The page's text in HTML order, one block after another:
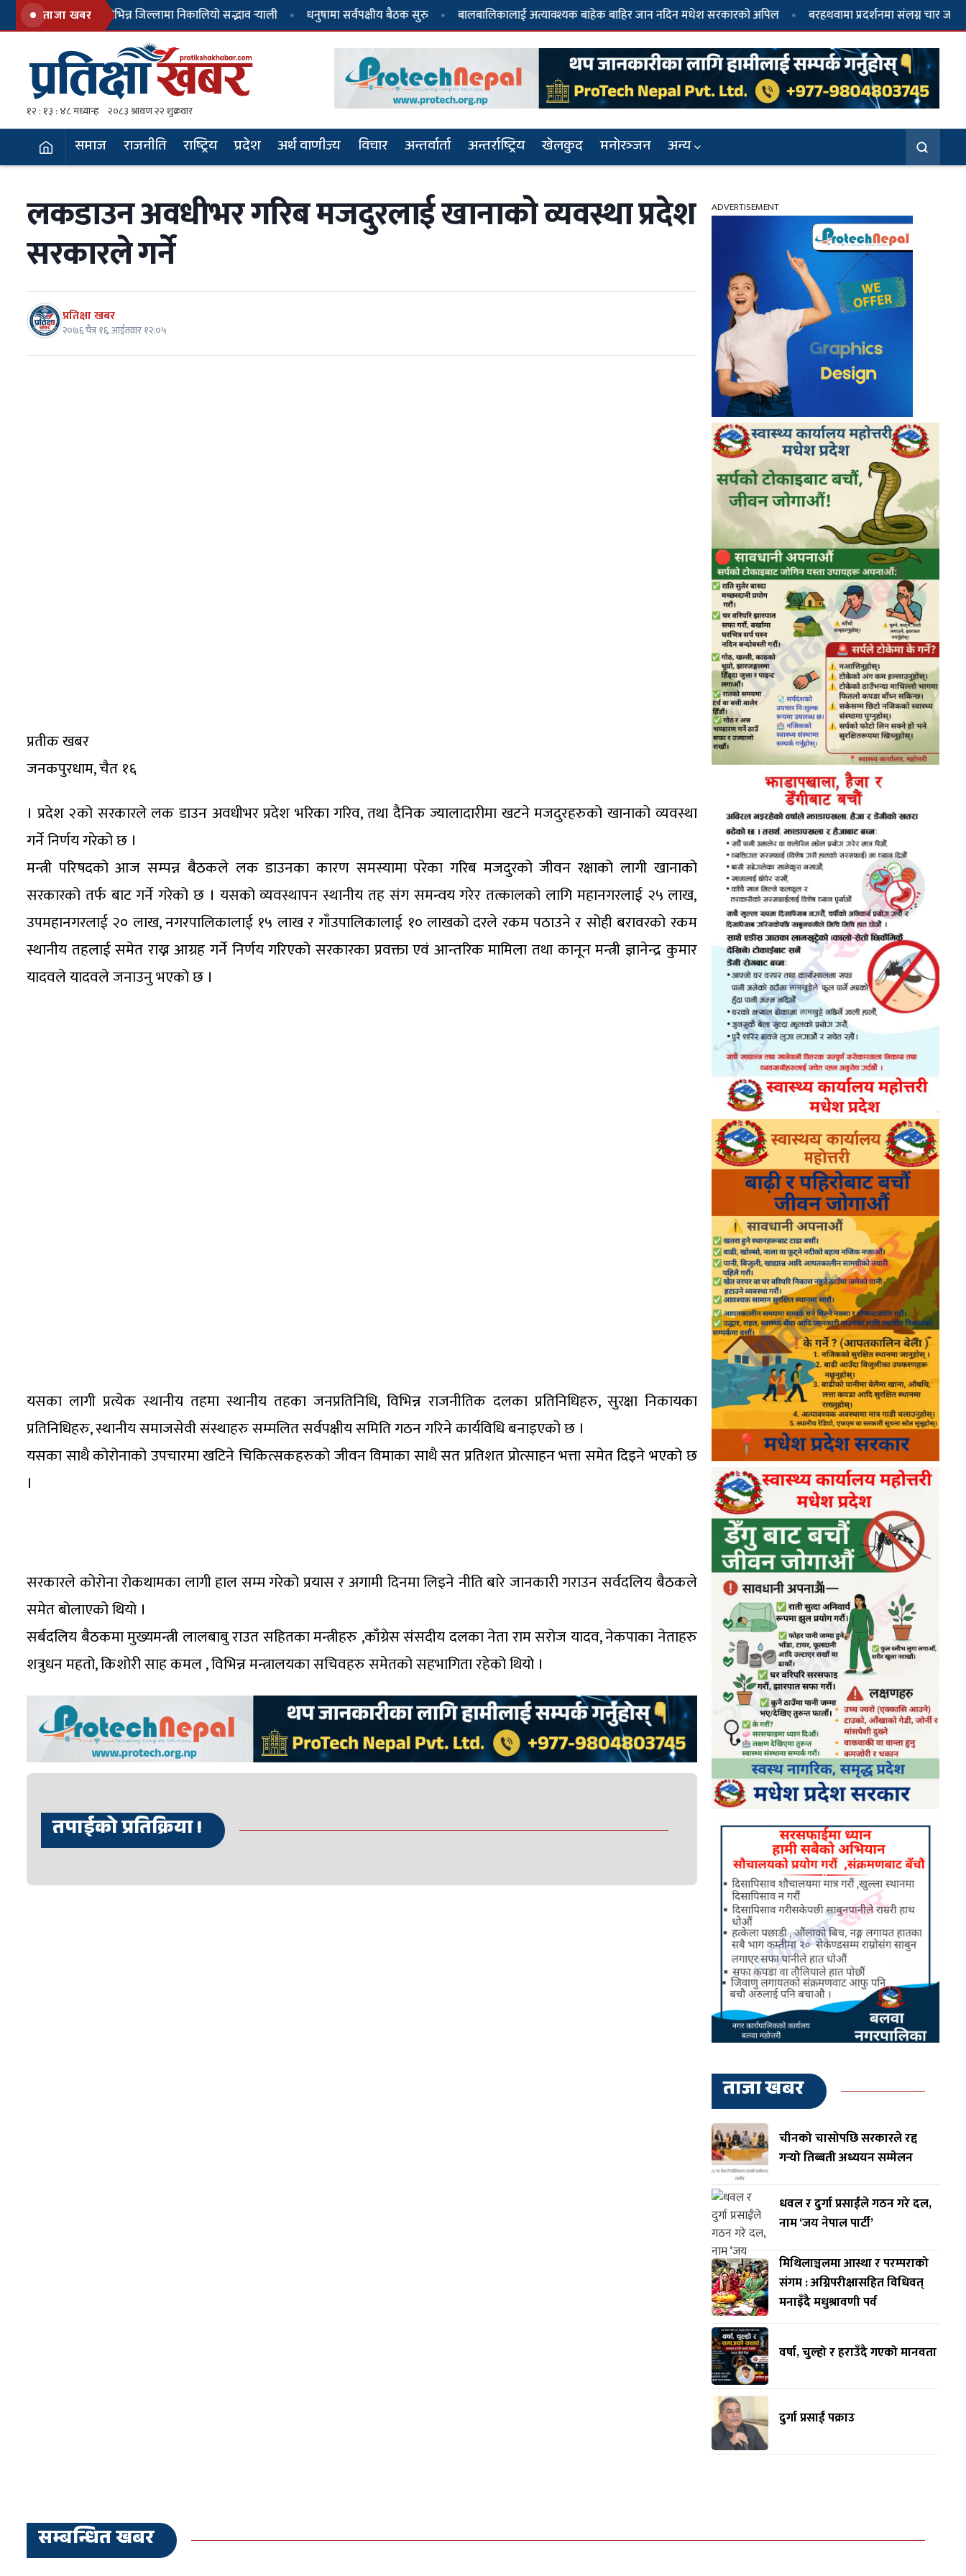
ताजा खबर
मधेशका विभिन्न जिल्लामा निकालियो सद्भाव र्‍याली धनुषामा सर्वपक्षीय बैठक सुरु बालबालिकालाई अत्यावश्यक बाहेक बाहिर जान नदिन मधेश सरकारको अपिल ‎बरहथवामा प्रदर्शनमा संलग्न चार जना स्थानीयको
समाज राजनीति राष्ट्रिय प्रदेश अर्थ वाणीज्य विचार अन्तर्वार्ता अन्तर्राष्ट्रिय खेलकुद मनोरञ्जन अन्य
१ चीनको चासोपछि सरकारले रद्द गर्‍यो तिब्बती
अध्ययन सम्मेलन
२ धवल र दुर्गा प्रसाईंले गठन गरे दल, नाम ‘जय
३ मिथिलाञ्चलमा आस्था र परम्पराको संगम :
अग्निपरीक्षासहित विधिवत् मनाइँदै मधुश्रावणी पर्व
४ वर्षा, चुल्हो र हराउँदै गएको मानवता ५ दुर्गा प्रसाईं पक्राउ ६ जनकपुरमा सरकार र संयुक्त हिन्दु मोर्चाबीच
७ र्‍याली
८ धनुषामा सर्वपक्षीय बैठक सुरु ९
बालबालिकालाई अत्यावश्यक बाहेक बाहिर
जान नदिन मधेश सरकारको अपिल
लकडाउन अवधीभर गरिब मजदुरलाई खानाको व्यवस्था प्रदेश
सरकारले गर्ने
प्रतिक्षा खबर
२०७६ चैत्र १६, आईतवार १२:०५
प्रतीक खबर
जनकपुरधाम, चैत १६
। प्रदेश २को सरकारले लक डाउन अवधीभर प्रदेश भरिका गरिव, तथा दैनिक ज्यालादारीमा खटने मजदुरहरुको खानाको व्यवस्था
गर्ने निर्णय गरेको छ ।
मन्त्री परिषदको आज सम्पन्न बैठकले लक डाउनका कारण समस्यामा परेका गरिब मजदुरको जीवन रक्षाको लागी खानाको
सरकारको तर्फ बाट गर्ने गरेको छ । यसको व्यवस्थापन स्थानीय तह संग समन्वय गरेर तत्कालको लागि महानगरलाई २५ लाख,
उपमहानगरलाई २० लाख, नगरपालिकालाई १५ लाख र गाँउपालिकालाई १० लाखको दरले रकम पठाउने र सोही बरावरको रकम
स्थानीय तहलाई समेत राख्न आग्रह गर्ने निर्णय गरिएको सरकारका प्रवक्ता एवं आन्तरिक मामिला तथा कानून मन्त्री ज्ञानेन्द्र कुमार
यादवले यादवले जनाउनु भएको छ ।
यसका लागी प्रत्येक स्थानीय तहमा स्थानीय तहका जनप्रतिनिधि, विभिन्न राजनीतिक दलका प्रतिनिधिहरु, सुरक्षा निकायका
प्रतिनिधिहरु, स्थानीय समाजसेवी संस्थाहरु सम्मलित सर्वपक्षीय समिति गठन गरिने कार्यविधि बनाइएको छ ।
यसका साथै कोरोनाको उपचारमा खटिने चिकित्सकहरुको जीवन विमाका साथै सत प्रतिशत प्रोत्साहन भत्ता समेत दिइने भएको छ
।
सरकारले कोरोना रोकथामका लागी हाल सम्म गरेको प्रयास र अगामी दिनमा लिइने नीति बारे जानकारी गराउन सर्वदलिय बैठकले
समेत बोलाएको थियो ।
सर्बदलिय बैठकमा मुख्यमन्त्री लालबाबु राउत सहितका मन्त्रीहरु ,काँग्रेस संसदीय दलका नेता राम सरोज यादव, नेकपाका नेताहरु
शत्रुधन महतो, किशोरी साह कमल , विभिन्न मन्त्रालयका सचिवहरु समेतको सहभागिता रहेको थियो ।
तपाईको प्रतिक्रिया !
ADVERTISEMENT
ताजा खबर
चीनको चासोपछि सरकारले रद्द
गर्‍यो तिब्बती अध्ययन सम्मेलन
धवल र दुर्गा प्रसाईंले गठन गरे दल,
नाम ‘जय नेपाल पार्टी’
मिथिलाञ्चलमा आस्था र परम्पराको
संगम : अग्निपरीक्षासहित विधिवत्
मनाइँदै मधुश्रावणी पर्व
वर्षा, चुल्हो र हराउँदै गएको मानवता
दुर्गा प्रसाईं पक्राउ
सम्बन्धित खबर